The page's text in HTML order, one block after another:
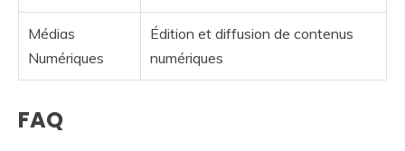
Médias
Numériques
Édition et diffusion de contenus
numériques
FAQ